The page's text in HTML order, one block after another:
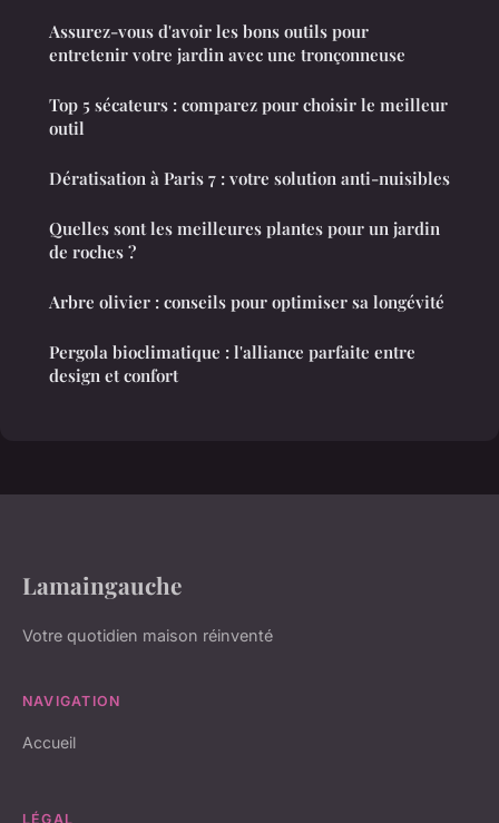
Assurez-vous d'avoir les bons outils pour
entretenir votre jardin avec une tronçonneuse
Top 5 sécateurs : comparez pour choisir le meilleur
outil
Dératisation à Paris 7 : votre solution anti-nuisibles
Quelles sont les meilleures plantes pour un jardin
de roches ?
Arbre olivier : conseils pour optimiser sa longévité
Pergola bioclimatique : l'alliance parfaite entre
design et confort
Lamaingauche
Votre quotidien maison réinventé
NAVIGATION
Accueil
LÉGAL